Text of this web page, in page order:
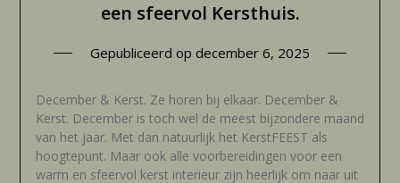
een sfeervol Kersthuis.
Gepubliceerd op december 6, 2025
December & Kerst. Ze horen bij elkaar. December &
Kerst. December is toch wel de meest bijzondere maand
van het jaar. Met dan natuurlijk het KerstFEEST als
hoogtepunt. Maar ook alle voorbereidingen voor een
warm en sfeervol kerst interieur zijn heerlijk om naar uit